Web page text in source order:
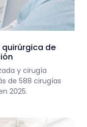
de
y cirugía
de 588 cirugías
2025.